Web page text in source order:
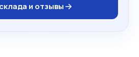
и отзывы